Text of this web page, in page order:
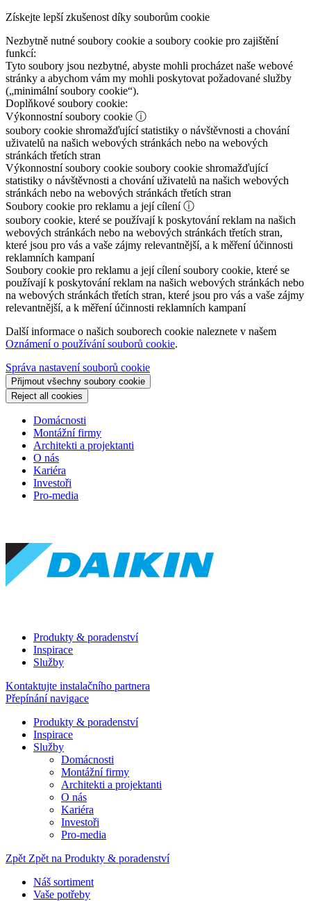
Získejte lepší zkušenost díky souborům cookie
Nezbytně nutné soubory cookie a soubory cookie pro zajištění
funkcí:
Tyto soubory jsou nezbytné, abyste mohli procházet naše webové
stránky a abychom vám my mohli poskytovat požadované služby
(„minimální soubory cookie“).
Doplňkové soubory cookie:
Výkonnostní soubory cookie ⓘ
soubory cookie shromažďující statistiky o návštěvnosti a chování
uživatelů na našich webových stránkách nebo na webových
stránkách třetích stran
Výkonnostní soubory cookie soubory cookie shromažďující
statistiky o návštěvnosti a chování uživatelů na našich webových
stránkách nebo na webových stránkách třetích stran
Soubory cookie pro reklamu a její cílení ⓘ
soubory cookie, které se používají k poskytování reklam na našich
webových stránkách nebo na webových stránkách třetích stran,
které jsou pro vás a vaše zájmy relevantnější, a k měření účinnosti
reklamních kampaní
Soubory cookie pro reklamu a její cílenísoubory cookie, které se
používají k poskytování reklam na našich webových stránkách nebo
na webových stránkách třetích stran, které jsou pro vás a vaše zájmy
relevantnější, a k měření účinnosti reklamních kampaní
Další informace o našich souborech cookie naleznete v našem
Oznámení o používání souborů cookie.
Správa nastavení souborů cookie
Přijmout všechny soubory cookie
Reject all cookies
Domácnosti
Montážní firmy
Architekti a projektanti
O nás
Kariéra
Investoři
Pro-media
Produkty & poradenství
Inspirace
Služby
Kontaktujte instalačního partnera
Přepínání navigace
Produkty & poradenství
Inspirace
Služby
Domácnosti
Montážní firmy
Architekti a projektanti
O nás
Kariéra
Investoři
Pro-media
Zpět Zpět na Produkty & poradenství
Náš sortiment
Vaše potřeby